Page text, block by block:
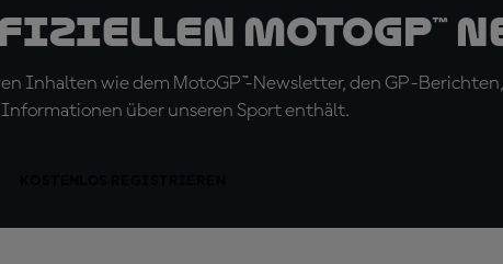
MotoGP™
Inhalten wie dem MotoGP™-Newsletter, den GP-
über unseren Sport enthält.